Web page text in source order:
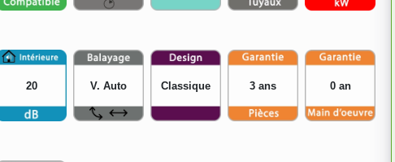
3 ans 0 an
20 Classique
V. Auto